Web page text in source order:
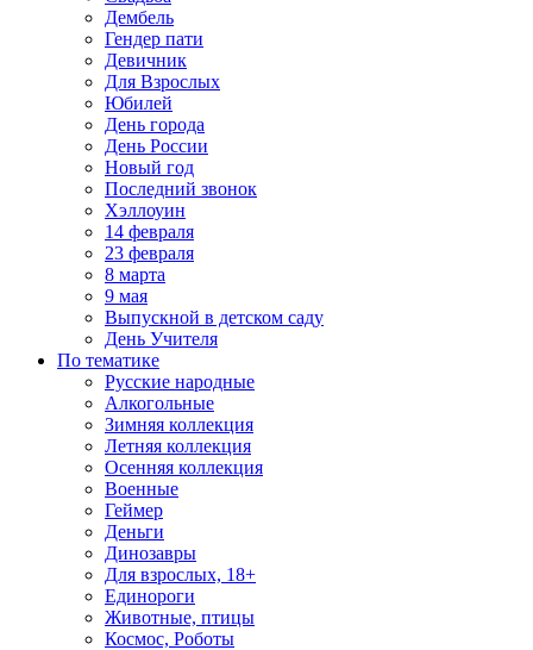
Дембель
Гендер пати
Девичник
Для Взрослых
Юбилей
День города
День России
Новый год
Последний звонок
Хэллоуин
14 февраля
23 февраля
8 марта
9 мая
Выпускной в детском саду
День Учителя
По тематике
Русские народные
Алкогольные
Зимняя коллекция
Летняя коллекция
Осенняя коллекция
Военные
Геймер
Деньги
Динозавры
Для взрослых, 18+
Единороги
Животные, птицы
Космос, Роботы